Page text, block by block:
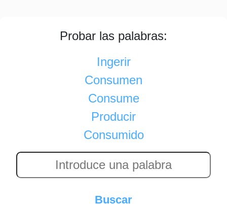
Probar las palabras:
Ingerir
Consumen
Consume
Producir
Consumido